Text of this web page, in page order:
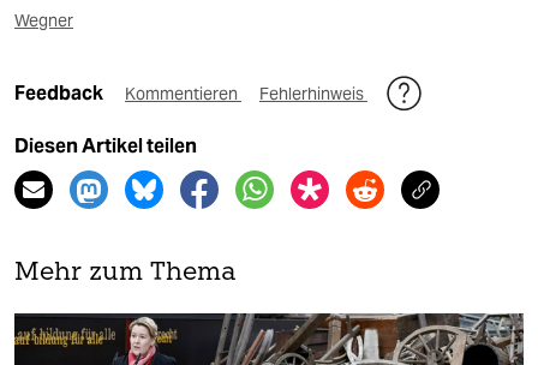
Wegner
Feedback Kommentieren Fehlerhinweis
Diesen Artikel teilen
Mehr zum Thema